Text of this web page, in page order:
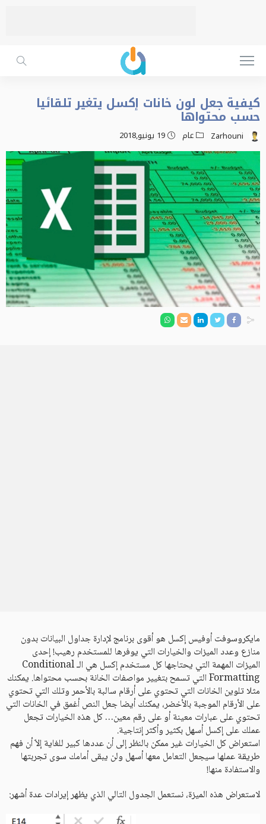
كيفية جعل لون خانات إكسل يتغير تلقائيا
حسب محتواها
Zarhouni عام 19 يونيو,2018
مايكروسوفت أوفيس إكسل هو أقوى برنامج لإدارة جداول البيانات بدون
منازع وعدد الميزات والخيارات التي يوفرها للمستخدم رهيب! إحدى
الميزات المهمة التي يحتاجها كل مستخدم إكسل هي الـ Conditional
Formatting التي تسمح بتغيير مواصفات الخانة بحسب محتواها. يمكنك
مثلا تلوين الخانات التي تحتوي على أرقام سالبة بالأحمر وتلك التي تحتوي
على الأرقام الموجبة بالأخضر، يمكنك أيضا جعل النص أغمق في الخانات التي
تحتوي على عبارات معينة أو على رقم معين… كل هذه الخيارات تجعل
عملك على إكسل أسهل بكثير وأكثر إنتاجية.
استعراض كل الخيارات غير ممكن بالنظر إلى أن عددها كبير للغاية إلاّ أن فهم
طريقة عملها سيجعل التعامل معها أسهل ولن يبقى أمامك سوى تجربتها
والاستفادة منها!
لاستعراض هذه الميزة، نستعمل الجدول التالي الذي يظهر إيرادات عدة أشهر: